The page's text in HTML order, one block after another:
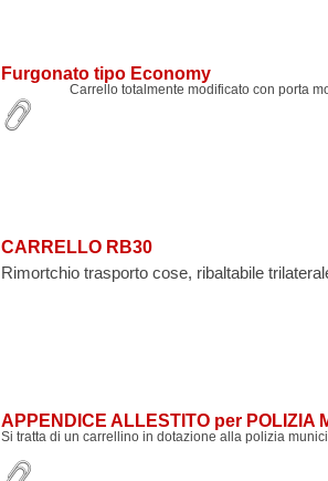
Furgonato tipo Economy
Carrello totalmente modificato con porta
CARRELLO RB30
Rimortchio trasporto cose, ribaltabile
APPENDICE ALLESTITO per POLIZIA
Si tratta di un carrellino in dotazione alla polizia